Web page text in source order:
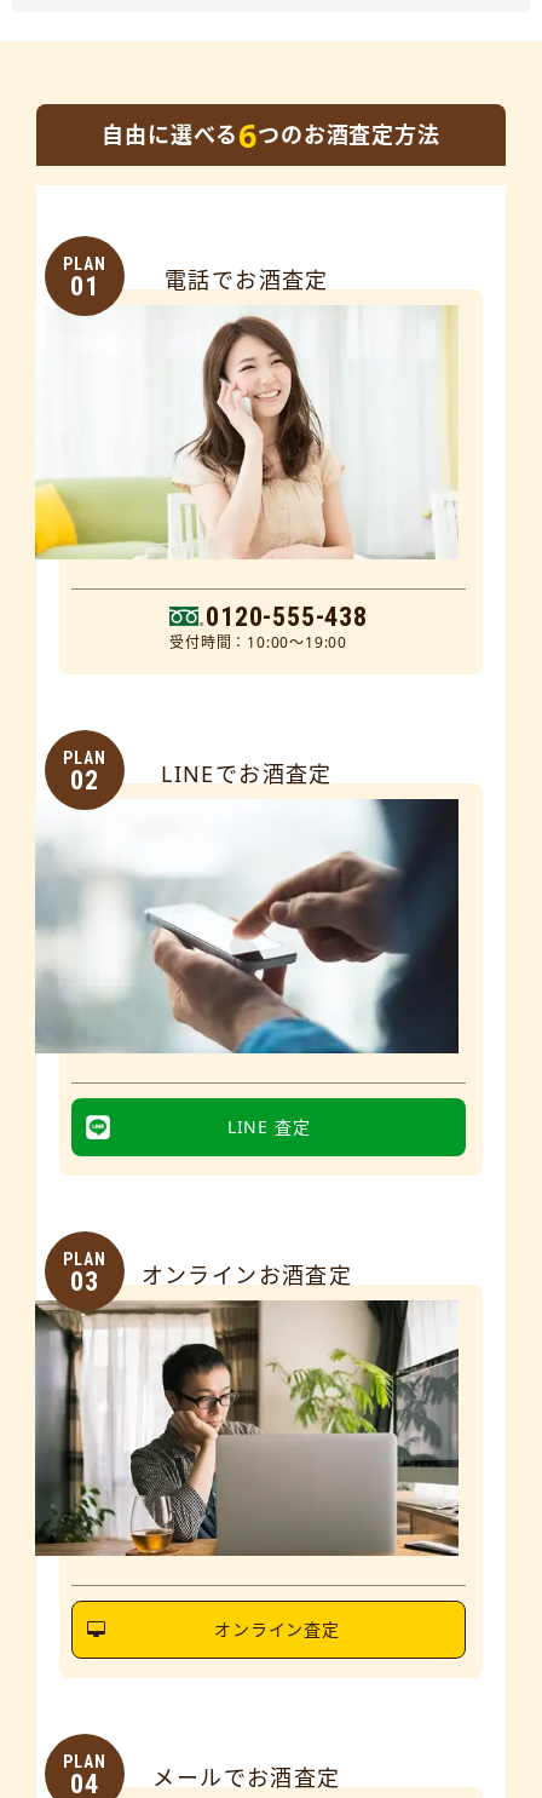
自由に選べる6つのお酒査定方法
PLAN
01 電話でお酒査定
0120-555-438
受付時間：10:00～19:00
PLAN
02 LINEでお酒査定
LINE 査定
PLAN
03 オンラインお酒査定
オンライン査定
PLAN
04 メールでお酒査定